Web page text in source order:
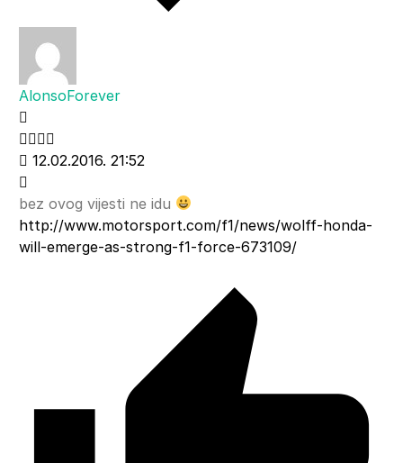
AlonsoForever
12.02.2016. 21:52
bez ovog vijesti ne idu
http://www.motorsport.com/f1/news/wolff-honda-
will-emerge-as-strong-f1-force-673109/